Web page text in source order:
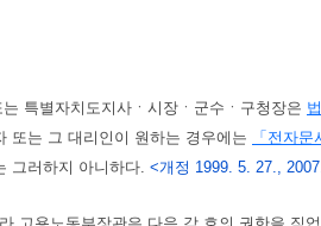
특별자치도지사ㆍ시장ㆍ군수ㆍ구청장은 법
또는 그 대리인이 원하는 경우에는
「전자
그러하지 아니하다. <개정 1999. 5. 27.,